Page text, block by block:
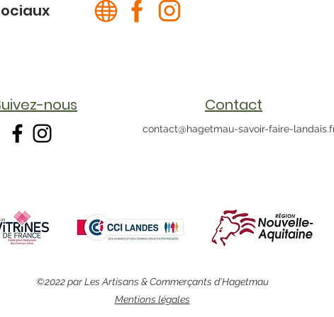
nous Contact
contact@hagetmau-savoir-faire-
©2022 par Les Artisans & Commerçants d'Hagetmau
Mentions légales